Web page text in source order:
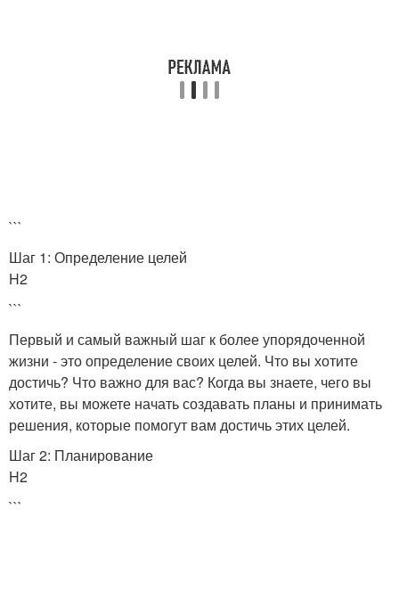
```
Шаг 1: Определение целей
H2
```
Первый и самый важный шаг к более упорядоченной
жизни - это определение своих целей. Что вы хотите
достичь? Что важно для вас? Когда вы знаете, чего вы
хотите, вы можете начать создавать планы и принимать
решения, которые помогут вам достичь этих целей.
Шаг 2: Планирование
H2
```